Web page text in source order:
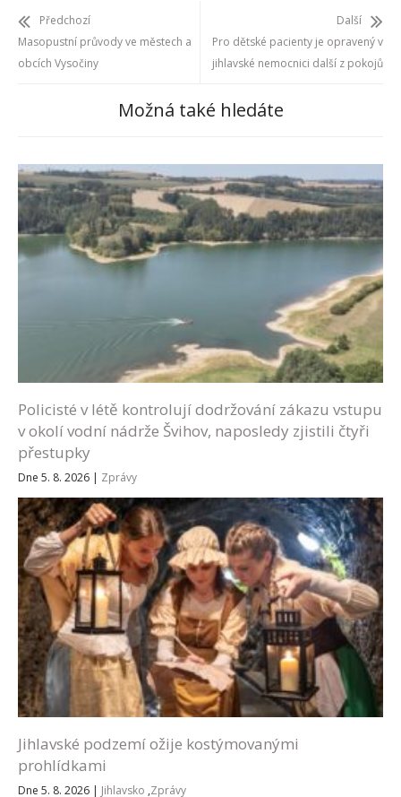
Předchozí
Masopustní průvody ve městech a
obcích Vysočiny
Další
Pro dětské pacienty je opravený v
jihlavské nemocnici další z pokojů
Možná také hledáte
Policisté v létě kontrolují dodržování zákazu vstupu
v okolí vodní nádrže Švihov, naposledy zjistili čtyři
přestupky
Dne 5. 8. 2026 | Zprávy
Jihlavské podzemí ožije kostýmovanými
prohlídkami
Dne 5. 8. 2026 | Jihlavsko ,Zprávy